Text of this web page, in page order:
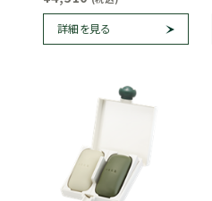
詳細を見る